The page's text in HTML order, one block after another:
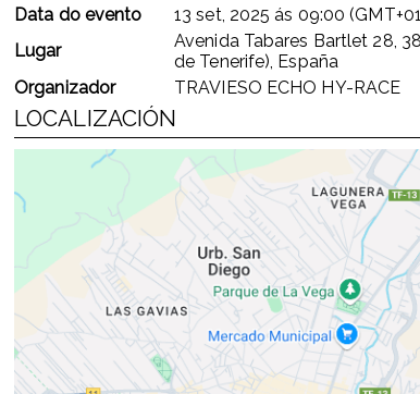
Data do evento
13 set, 2025 ás 09:00
Lugar
Avenida Tabares Bartlet 28,
de Tenerife), España
Organizador
TRAVIESO ECHO HY-RACE
LOCALIZACIÓN